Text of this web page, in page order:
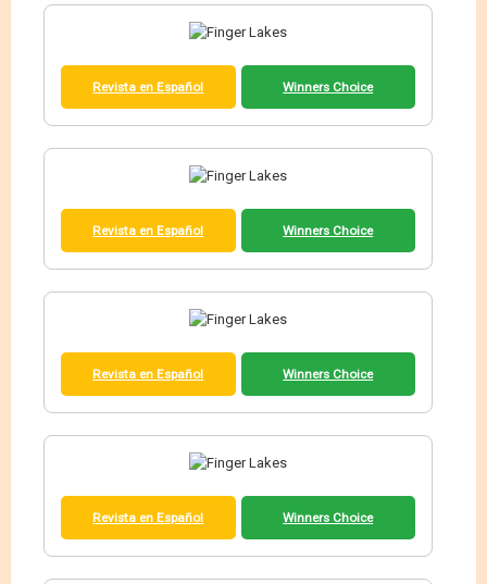
Revista en Español Winners Choice
Revista en Español Winners Choice
Revista en Español Winners Choice
Revista en Español Winners Choice